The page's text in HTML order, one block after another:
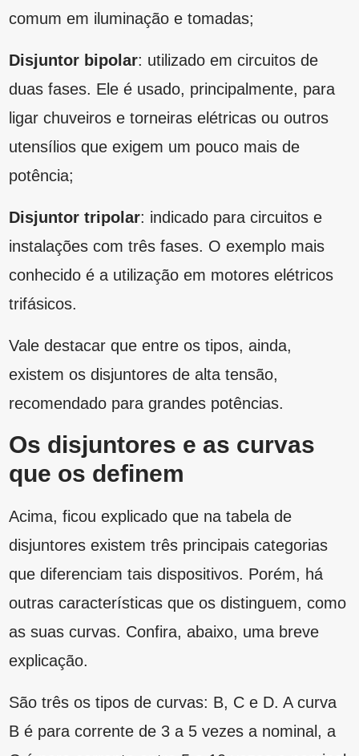
conhecido é a utilização em motores elétricos
Vale destacar que entre os tipos, ainda,
Os disjuntores e as curvas
Acima, ficou explicado que na tabela de
que diferenciam tais dispositivos. Porém, há
as suas curvas. Confira, abaixo, uma breve
explicação.
São três os tipos de curvas: B, C e D. A curva
B é para corrente de 3 a 5 vezes a nominal, a
C é para corrente entre 5 e 10 vezes a nominal
e, por último, a curva D corresponde a corrente
entre 10 e 20 vezes a corrente nominal.
São exemplos dedisjuntor de curva B os
utilizados em lâmpadas e fornos elétricos. Já o
disjuntor de curva C é para equipamentos que
precisam de um pouco mais de carga, como
máquinas de lavar ou motores elétricos. Em
grandes correntes elétricas, como
transformadores de alta tensão.